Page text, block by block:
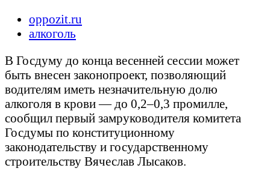
oppozit.ru
алкоголь
В Госдуму до конца весенней сессии может
быть внесен законопроект, позволяющий
водителям иметь незначительную долю
алкоголя в крови — до 0,2–0,3 промилле,
сообщил первый замруководителя комитета
Госдумы по конституционному
законодательству и государственному
строительству Вячеслав Лысаков.